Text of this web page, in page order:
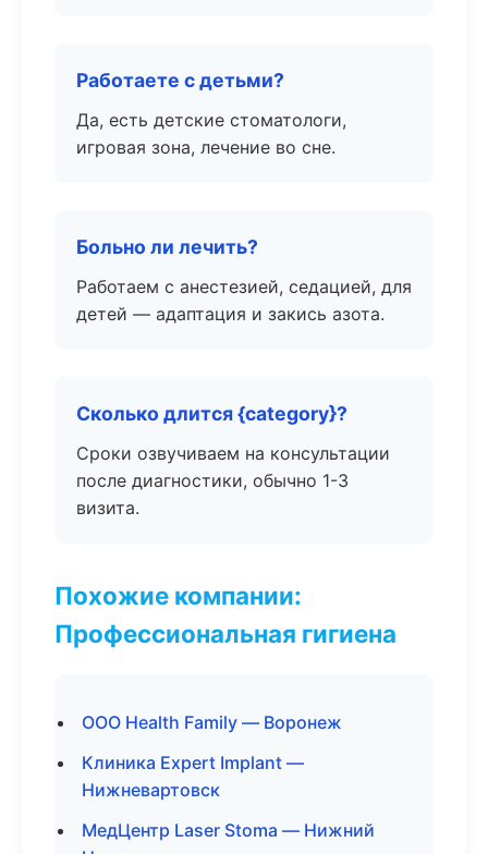
Работаете с детьми?
Да, есть детские стоматологи,
игровая зона, лечение во сне.
Больно ли лечить?
Работаем с анестезией, седацией, для
детей — адаптация и закись азота.
Сколько длится {category}?
Сроки озвучиваем на консультации
после диагностики, обычно 1-3
визита.
Похожие компании:
Профессиональная гигиена
ООО Health Family — Воронеж
Клиника Expert Implant —
Нижневартовск
МедЦентр Laser Stoma — Нижний